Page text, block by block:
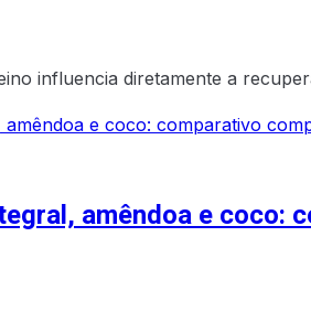
influencia diretamente a
amêndoa e coco: